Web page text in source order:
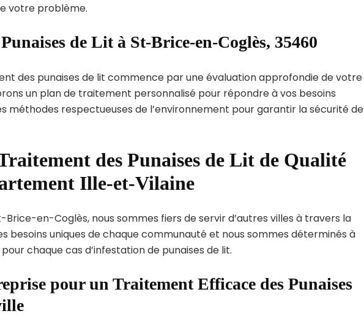
votre problème.
de Lit à St-Brice-en-Coglès, 35460
des punaises de lit commence par une évaluation approfondie de votre
un plan de traitement personnalisé pour répondre à vos besoins
méthodes respectueuses de l’environnement pour garantir la sécurité de
des Punaises de Lit de Qualité
Ille-et-Vilaine
Brice-en-Coglès, nous sommes fiers de servir d’autres villes à travers la
besoins uniques de chaque communauté et nous sommes déterminés à
chaque cas d’infestation de punaises de lit.
pour un Traitement Efficace des Punaises